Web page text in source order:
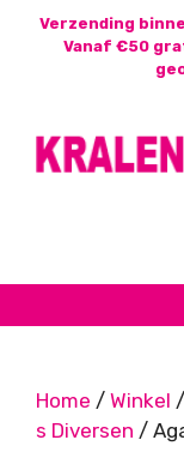
Verzending
Vanaf €50
Home / Winkel /
s Diversen /